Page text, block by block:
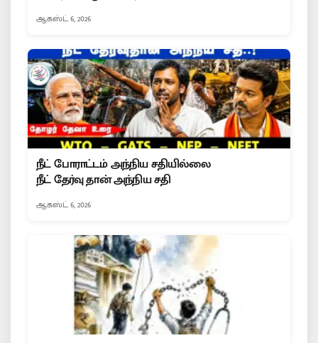
ஆகஸ்ட் 6, 2026
நீட் போராட்டம் அந்நிய சதியில்லை
நீட் தேர்வு தான் அந்நிய சதி
ஆகஸ்ட் 6, 2026